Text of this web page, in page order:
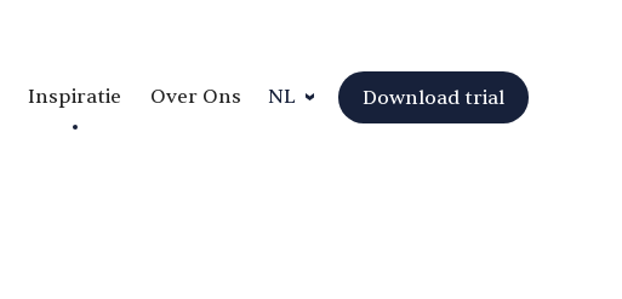
Inspiratie Over Ons NL Download trial